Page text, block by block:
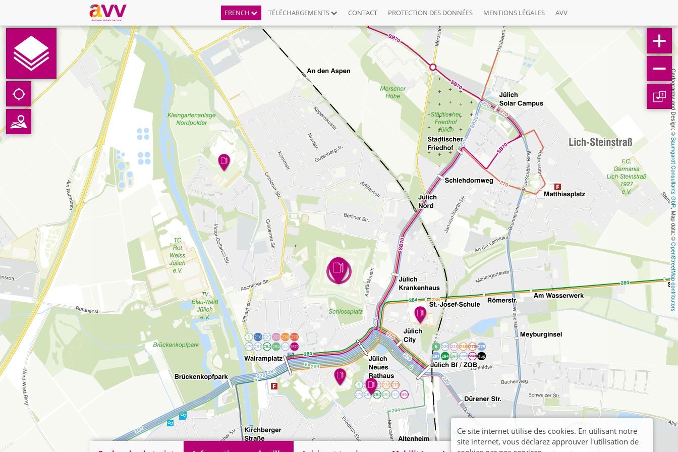
FRENCH TÉLÉCHARGEMENTS CONTACT PROTECTION DES DONNÉES MENTIONS LÉGALES AVV
Cartography and Design: ©
Baumgardt Consultants GbR
, Map data: ©
OpenStreetMap contributors
1
Ce site internet utilise des cookies. En utilisant notre
site internet, vous déclarez approuver l'utilisation de